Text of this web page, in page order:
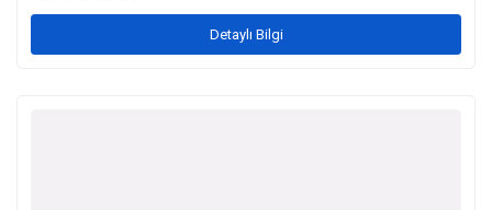
Detaylı Bilgi